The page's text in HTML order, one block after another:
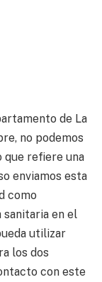
de La
no podemos
que refiere una
enviamos esta
como
sanitaria en el
utilizar
los dos
con este